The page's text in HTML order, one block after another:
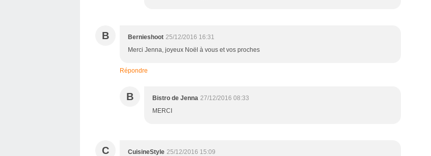
B Bernieshoot 25/12/2016 16:31
Merci Jenna, joyeux Noël à vous et vos proches
Répondre
B Bistro de Jenna 27/12/2016 08:33
MERCI
C CuisineStyle 25/12/2016 15:09